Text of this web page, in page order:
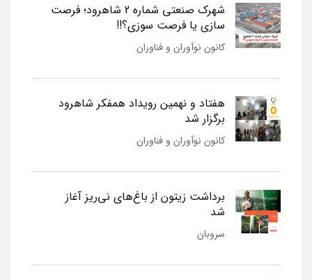
شهرک صنعتی شماره 2 شاهرود؛ فرصت
سازی یا فرصت سوزی؟!!
کانون نوآوران و فناوران
هفتاد و نهمین رویداد همفکر شاهرود
برگزار شد
کانون نوآوران و فناوران
برداشت زیتون از باغ‌های نی‌ریز آغاز
شد
سروبان